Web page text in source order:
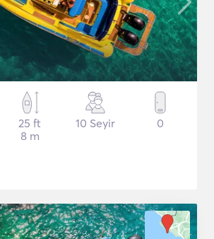
25 ft
8 m
10 Seyir 0